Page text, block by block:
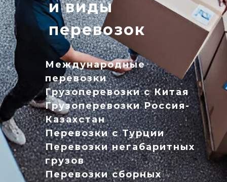
и виды
перевозок
Международные
перевозки
Грузоперевозки с Китая
Грузоперевозки Россия-
Казахстан
Перевозки с Турции
Перевозки негабаритных
грузов
Перевозки сборных